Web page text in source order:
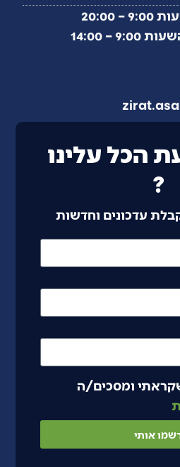
20:00
– 14:00
הכל עלינו
?
עדכונים וחדשות
ומסכים/ה
אותי